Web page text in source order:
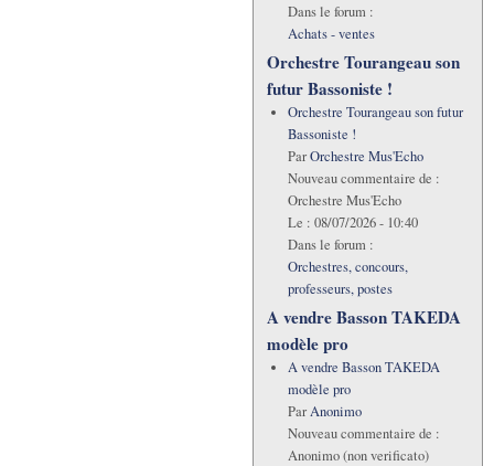
Dans le forum :
Achats - ventes
Orchestre Tourangeau son
futur Bassoniste !
Orchestre Tourangeau son futur
Bassoniste !
ParOrchestre Mus'Echo
Nouveau commentaire de :
Orchestre Mus'Echo
Le : 08/07/2026 - 10:40
Dans le forum :
Orchestres, concours,
professeurs, postes
A vendre Basson TAKEDA
modèle pro
A vendre Basson TAKEDA
modèle pro
ParAnonimo
Nouveau commentaire de :
Anonimo (non verificato)